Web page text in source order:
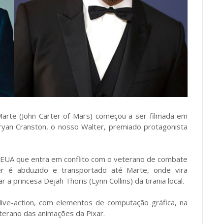
(John Carter of Mars) começou a ser filmada em
Cranston, o nosso Walter, premiado protagonista
que entra em conflito com o veterano de combate
é abduzido e transportado até Marte, onde vira
princesa Dejah Thoris (Lynn Collins) da tirania local.
action, com elementos de computação gráfica, na
das animações da Pixar.